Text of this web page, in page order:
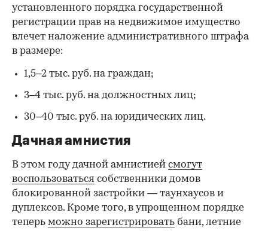
установленного порядка государственной
регистрации прав на недвижимое имущество
влечет наложение административного штрафа
в размере:
1,5–2 тыс. руб. на граждан;
3–4 тыс. руб. на должностных лиц;
30–40 тыс. руб. на юридических лиц.
Дачная амнистия
В этом году дачной амнистией смогут
воспользоваться собственники домов
блокированной застройки — таунхаусов и
дуплексов. Кроме того, в упрощенном порядке
теперь можно зарегистрировать бани, летние